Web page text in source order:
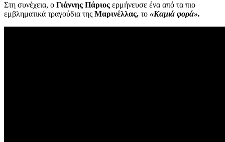
Στη συνέχεια, ο Γιάννης Πάριος ερμήνευσε ένα από τα πιο
εμβληματικά τραγούδια της Μαρινέλλας, το «Καμιά φορά».